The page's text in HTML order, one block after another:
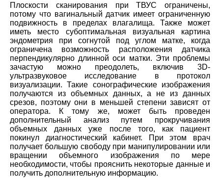
Плоскости сканирования при ТВУС ограничены,
потому что вагинальный датчик имеет ограниченную
подвижность в пределах влагалища. Также может
иметь место субоптимальная визуальная картина
эндометрия при согнутой под углом матке, когда
ограничена возможность расположения датчика
перпендикулярно длинной оси матки. Эти проблемы
зачастую можно преодолеть, включив 3D-
ультразвуковое исследование в протокол
визуализации. Такие сонографические изображения
получаются из объемных данных, а не из данных
срезов, поэтому они в меньшей степени зависят от
оператора. К тому же, может быть проведен
дополнительный анализ путем прокручивания
объемных данных уже после того, как пациент
покинул диагностический кабинет. При этом врач
получает большую свободу при манипулировании или
вращении объемного изображения по мере
необходимости, чтобы прояснить некоторые данные и
получить дополнительную информацию.